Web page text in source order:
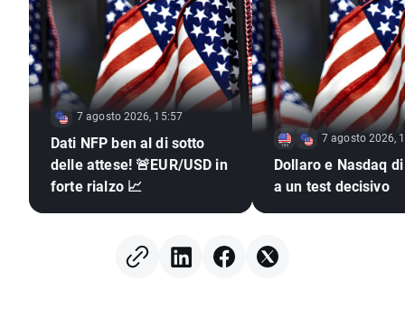
7 agosto 2026, 15:57
Dati NFP ben al di sotto
delle attese! 🚨EUR/USD in
forte rialzo 📈
7 agosto 2026,
Dollaro e Nasdaq
a un test decisivo